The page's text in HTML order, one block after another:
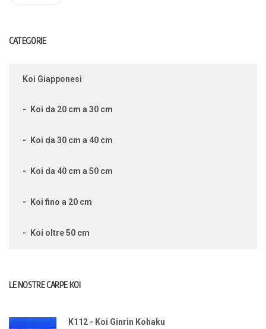
CATEGORIE
Koi Giapponesi
Koi da 20 cm a 30 cm
Koi da 30 cm a 40 cm
Koi da 40 cm a 50 cm
Koi fino a 20 cm
Koi oltre 50 cm
LE NOSTRE CARPE KOI
K112 - Koi Ginrin Kohaku